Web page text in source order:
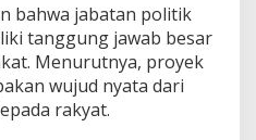
bahwa jabatan politik
tanggung jawab besar
Menurutnya, proyek
wujud nyata dari
rakyat.